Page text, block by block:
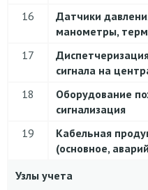
16
Датчики
манометры,
17
сигнала на
18
Оборудование
сигнализация
19
Кабельная
(основное,
Узлы учета